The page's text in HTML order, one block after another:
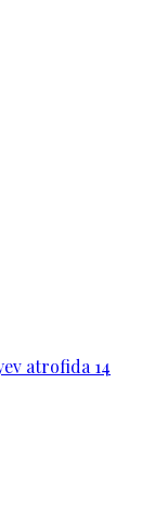
atrofida 14